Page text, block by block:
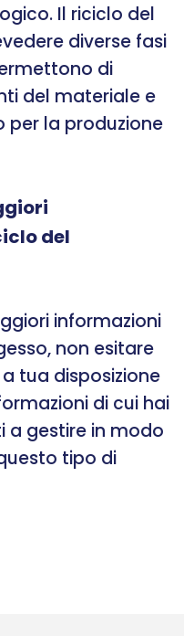
Il riciclo del
diverse fasi
di
del materiale e
per la produzione
del
informazioni
non esitare
tua disposizione
di cui hai
a gestire in modo
tipo di